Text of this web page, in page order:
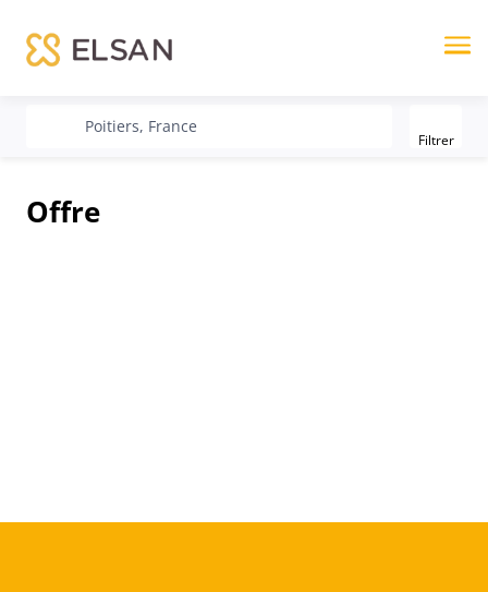
recherche
Poitiers, France
Filtrer
Offre